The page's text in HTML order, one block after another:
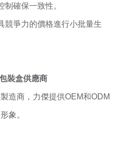
制確保一致性。
競爭力的價格進行小批量生
裝盒供應商
造商，力傑提供OEM和ODM
象。